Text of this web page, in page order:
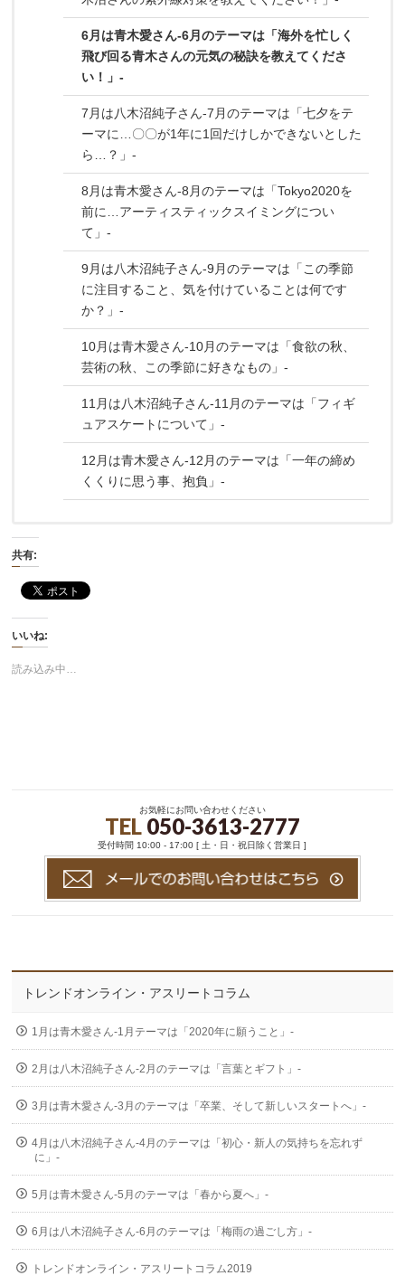
6月は青木愛さん-6月のテーマは「海外を忙しく
飛び回る青木さんの元気の秘訣を教えてくださ
い！」-
7月は八木沼純子さん-7月のテーマは「七夕をテ
ーマに…〇〇が1年に1回だけしかできないとした
ら…？」-
8月は青木愛さん-8月のテーマは「Tokyo2020を
前に…アーティスティックスイミングについ
て」-
9月は八木沼純子さん-9月のテーマは「この季節
に注目すること、気を付けていることは何です
か？」-
10月は青木愛さん-10月のテーマは「食欲の秋、
芸術の秋、この季節に好きなもの」-
11月は八木沼純子さん-11月のテーマは「フィギ
ュアスケートについて」-
12月は青木愛さん-12月のテーマは「一年の締め
くくりに思う事、抱負」-
共有:
いいね:
読み込み中…
お気軽にお問い合わせください
TEL 050-3613-2777
受付時間 10:00 - 17:00 [ 土・日・祝日除く営業日 ]
トレンドオンライン・アスリートコラム
1月は青木愛さん-1月テーマは「2020年に願うこと」-
2月は八木沼純子さん-2月のテーマは「言葉とギフト」-
3月は青木愛さん-3月のテーマは「卒業、そして新しいスタートへ」-
4月は八木沼純子さん-4月のテーマは「初心・新人の気持ちを忘れず
に」-
5月は青木愛さん-5月のテーマは「春から夏へ」-
6月は八木沼純子さん-6月のテーマは「梅雨の過ごし方」-
トレンドオンライン・アスリートコラム2019